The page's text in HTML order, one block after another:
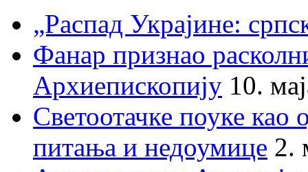
„Распад Украјине:
Фанар признао
Архиепископију 10.
Светоотачке поуке као
питања и недоумице 2.